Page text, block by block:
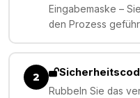
Eingabemaske –
den Prozess
2
Rubbeln Sie das